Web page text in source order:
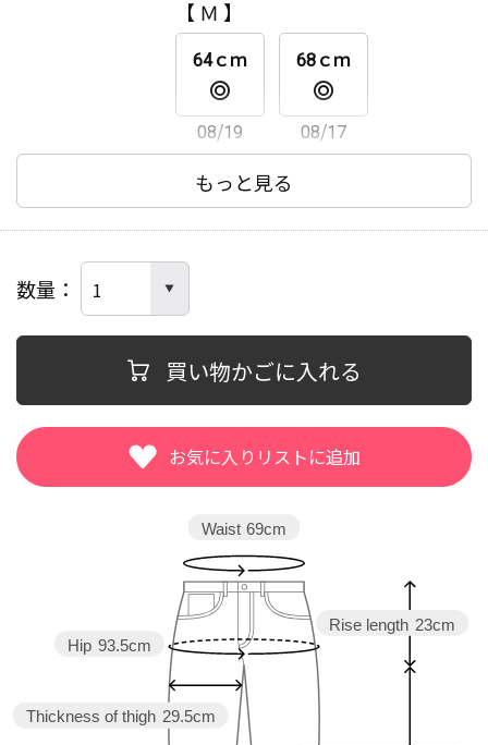
08/17 08/17
【 Ｍ 】
64ｃｍ
08/19
68ｃｍ
08/17
【 Ｌ 】
【 ＬＬ 】
64ｃｍ
08/17
68ｃｍ
08/17
もっと見る
数量
買い物かごに入れる
Rise length 23cm
Thickness of thigh 29.5cm
Hip 93.5cm
Waist 69cm